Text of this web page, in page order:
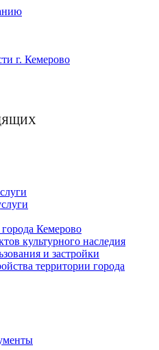
г. Кемерово
Кемерово
культурного наследия
и застройки
территории города